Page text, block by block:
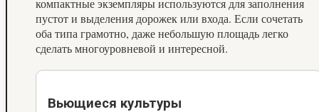
компактные экземпляры используются для заполнения
пустот и выделения дорожек или входа. Если сочетать
оба типа грамотно, даже небольшую площадь легко
сделать многоуровневой и интересной.
Вьющиеся культуры